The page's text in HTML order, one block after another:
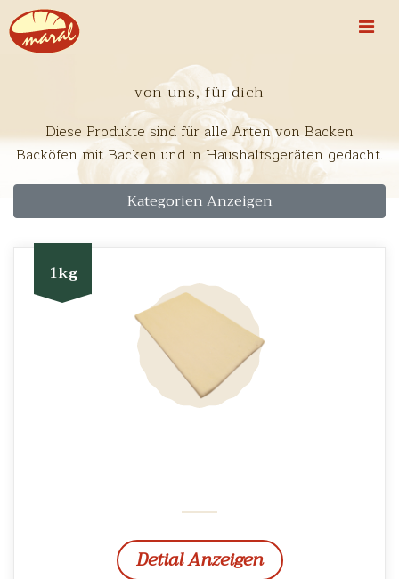
von uns, für dich
Diese Produkte sind für alle Arten von Backen
Backöfen mit Backen und in Haushaltsgeräten gedacht.
Kategorien Anzeigen
1kg
Detial Anzeigen